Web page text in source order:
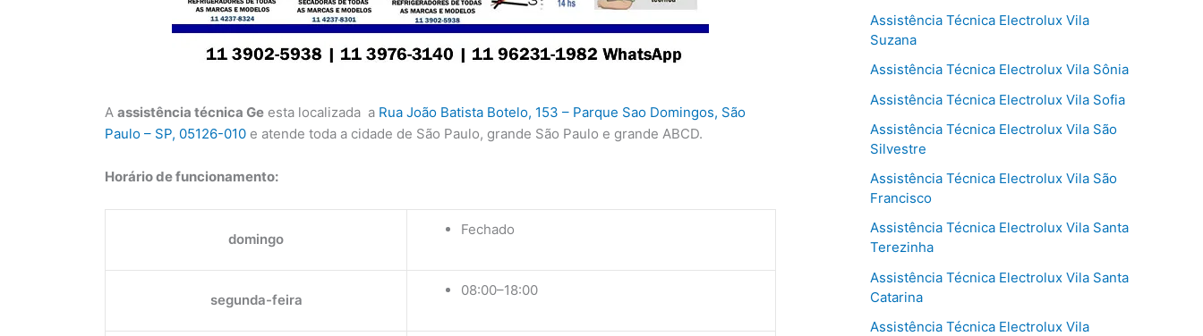
A assistência técnica Ge esta localizada a Rua João Batista Botelo, 153 – Parque Sao Domingos, São
Paulo – SP, 05126-010 e atende toda a cidade de São Paulo, grande São Paulo e grande ABCD.
Horário de funcionamento:
domingo
Fechado
segunda-feira
08:00–18:00
Assistência Técnica Electrolux Vila
Suzana
Assistência Técnica Electrolux Vila Sônia
Assistência Técnica Electrolux Vila Sofia
Assistência Técnica Electrolux Vila São
Silvestre
Assistência Técnica Electrolux Vila São
Francisco
Assistência Técnica Electrolux Vila Santa
Terezinha
Assistência Técnica Electrolux Vila Santa
Catarina
Assistência Técnica Electrolux Vila